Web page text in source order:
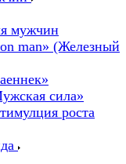
мужчин
man» (Железный
сила»
роста